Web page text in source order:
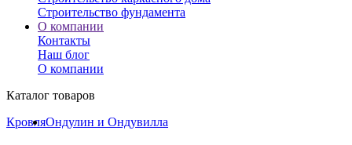
Строительство фундамента
О компании
Контакты
Наш блог
О компании
Каталог товаров
КровляОндулин и Ондувилла